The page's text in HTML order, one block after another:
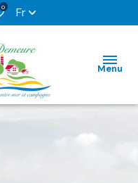
0 Fr
Menu